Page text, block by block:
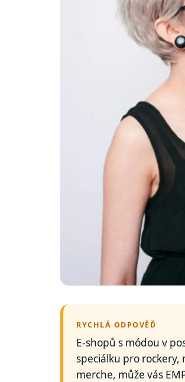
RYCHLÁ ODPOVĚĎ
E-shopů s módou v
speciálku pro
merche, může vás